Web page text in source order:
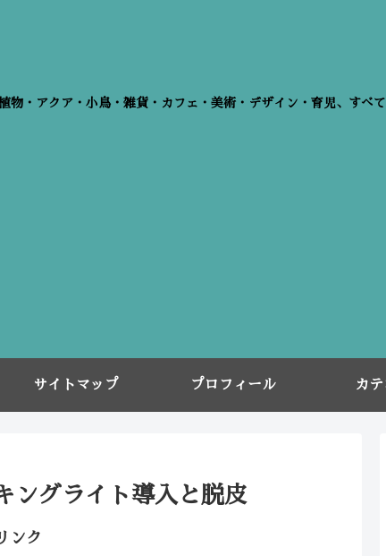
物・アクア・小鳥・雑貨・カフェ・美術・デザイン・育児、すべて
サイトマップ プロフィール カ
ングライト導入と脱皮
ンク